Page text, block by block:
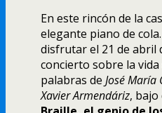
En este rincón de la
elegante piano de
disfrutar el 21 de abril
concierto sobre la
palabras de José Marí­a
Xavier Armendáriz,